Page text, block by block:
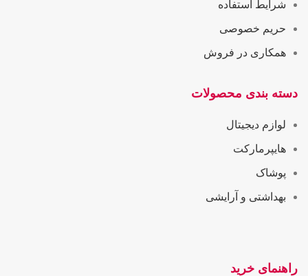
شرایط استفاده
حریم خصوصی
همکاری در فروش
دسته بندی محصولات
لوازم دیجیتال
هایپرمارکت
پوشاک
بهداشتی و آرایشی
راهنمای خرید